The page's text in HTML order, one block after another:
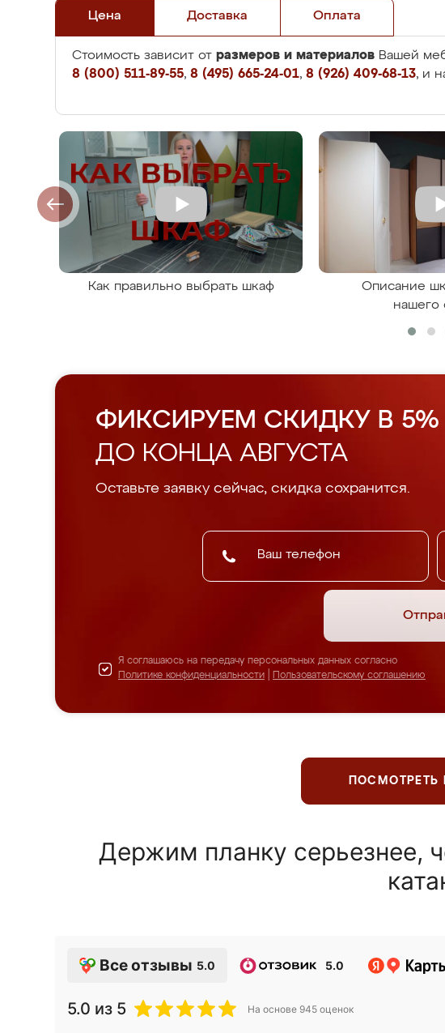
Цена Доставка Оплата
Стоимость зависит от размеров и материалов Вашей
8 (800) 511-89-55, 8 (495) 665-24-01, 8 (926) 409-68-13, и
Как правильно выбрать шкаф
Описание
нашего
ФИКСИРУЕМ СКИДКУ В 5%
ДО КОНЦА АВГУСТА
Оставьте заявку сейчас, скидка сохранится.
Я соглашаюсь на передачу персональных данных согласно
Политике конфиденциальности
Пользовательскому соглашению
ПОСМОТРЕТЬ
Держим планку серьезнее,
Все отзывы 5.0 5.0
5.0 из 5 На основе 945 оценок